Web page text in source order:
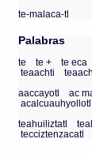
te-malaca-tl
Palabras
te te + te eca
teaachti
aaccayotl
ac
acalcuauhyollotl
teahuiliztatl
tecciztenzacatl